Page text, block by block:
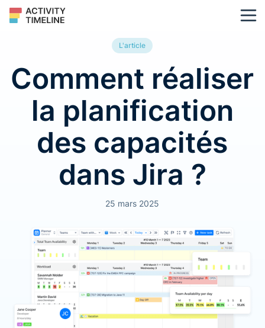
L'article
Comment réaliser
la planification
des capacités
dans Jira ?
25 mars 2025